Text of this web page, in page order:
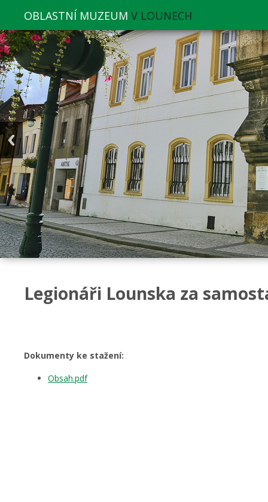
OBLASTNÍ MUZEUM V LOUNECH
Legionáři Lounska za
Dokumenty ke stažení:
Obsah.pdf